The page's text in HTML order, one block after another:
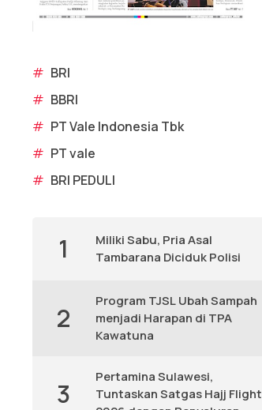
# BRI
# BBRI
# PT Vale Indonesia Tbk
# PT vale
# BRI PEDULI
1
Miliki Sabu, Pria Asal
Tambarana Diciduk Polisi
2
Program TJSL Ubah Sampah
menjadi Harapan di TPA
Kawatuna
3
Pertamina Sulawesi,
Tuntaskan Satgas Hajj Flight